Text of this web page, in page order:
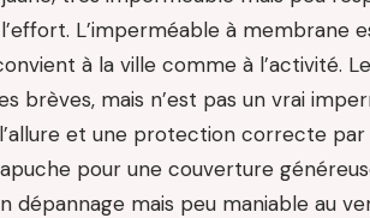
L’imperméable à membrane
à la ville comme à l’activité.
brèves, mais n’est pas un vrai
et une protection correcte
pour une couverture
mais peu maniable au